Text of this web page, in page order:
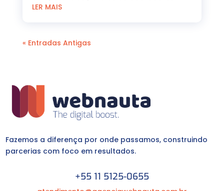
LER MAIS
« Entradas Antigas
Fazemos a diferença por onde passamos, construindo
parcerias com foco em resultados.
+55 11 5125-0655